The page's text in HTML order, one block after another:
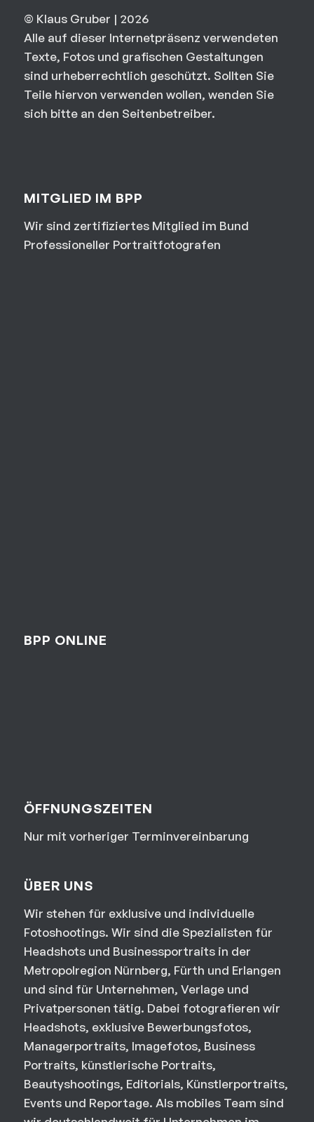
© Klaus Gruber | 2026
Alle auf dieser Internetpräsenz verwendeten
Texte, Fotos und grafischen Gestaltungen
sind urheberrechtlich geschützt. Sollten Sie
Teile hiervon verwenden wollen, wenden Sie
sich bitte an den Seitenbetreiber.
MITGLIED IM BPP
Wir sind zertifiziertes Mitglied im Bund
Professioneller Portraitfotografen
BPP ONLINE
ÖFFNUNGSZEITEN
Nur mit vorheriger Terminvereinbarung
ÜBER UNS
Wir stehen für exklusive und individuelle
Fotoshootings. Wir sind die Spezialisten für
Headshots und Businessportraits in der
Metropolregion Nürnberg, Fürth und Erlangen
und sind für Unternehmen, Verlage und
Privatpersonen tätig. Dabei fotografieren wir
Headshots, exklusive Bewerbungsfotos,
Managerportraits, Imagefotos, Business
Portraits, künstlerische Portraits,
Beautyshootings, Editorials, Künstlerportraits,
Events und Reportage. Als mobiles Team sind